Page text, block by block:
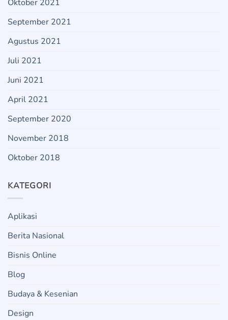
Oktober 2021
September 2021
Agustus 2021
Juli 2021
Juni 2021
April 2021
September 2020
November 2018
Oktober 2018
KATEGORI
Aplikasi
Berita Nasional
Bisnis Online
Blog
Budaya & Kesenian
Design